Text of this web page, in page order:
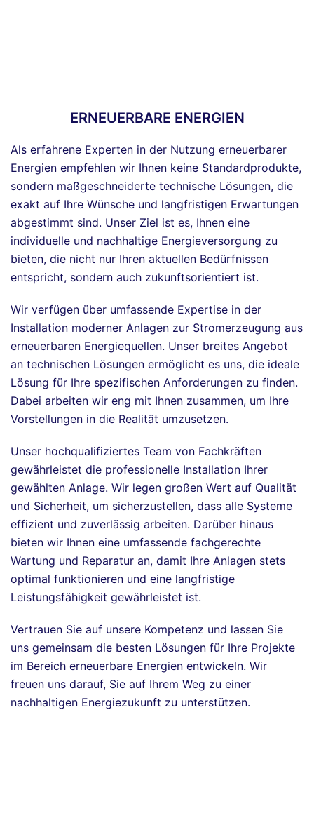
ERNEUERBARE ENERGIEN
Als erfahrene Experten in der Nutzung erneuerbarer
Energien empfehlen wir Ihnen keine Standardprodukte,
sondern maßgeschneiderte technische Lösungen, die
exakt auf Ihre Wünsche und langfristigen Erwartungen
abgestimmt sind. Unser Ziel ist es, Ihnen eine
individuelle und nachhaltige Energieversorgung zu
bieten, die nicht nur Ihren aktuellen Bedürfnissen
entspricht, sondern auch zukunftsorientiert ist.
Wir verfügen über umfassende Expertise in der
Installation moderner Anlagen zur Stromerzeugung aus
erneuerbaren Energiequellen. Unser breites Angebot
an technischen Lösungen ermöglicht es uns, die ideale
Lösung für Ihre spezifischen Anforderungen zu finden.
Dabei arbeiten wir eng mit Ihnen zusammen, um Ihre
Vorstellungen in die Realität umzusetzen.
Unser hochqualifiziertes Team von Fachkräften
gewährleistet die professionelle Installation Ihrer
gewählten Anlage. Wir legen großen Wert auf Qualität
und Sicherheit, um sicherzustellen, dass alle Systeme
effizient und zuverlässig arbeiten. Darüber hinaus
bieten wir Ihnen eine umfassende fachgerechte
Wartung und Reparatur an, damit Ihre Anlagen stets
optimal funktionieren und eine langfristige
Leistungsfähigkeit gewährleistet ist.
Vertrauen Sie auf unsere Kompetenz und lassen Sie
uns gemeinsam die besten Lösungen für Ihre Projekte
im Bereich erneuerbare Energien entwickeln. Wir
freuen uns darauf, Sie auf Ihrem Weg zu einer
nachhaltigen Energiezukunft zu unterstützen.